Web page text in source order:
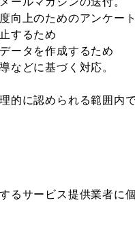
向上のためのアンケート
するため
ータを作成するため
などに基づく対応。
的に認められる範囲
るサービス提供業者に